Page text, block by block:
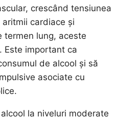
crescând tensiunea
cardiace și
termen lung, aceste
Este important ca
de alcool și să
asociate cu
la niveluri moderate